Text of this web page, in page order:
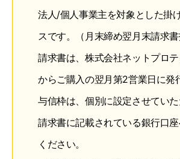
法人/個人事業主を対象とした掛
スです。（月末締め翌月末請求書
請求書は、株式会社ネットプロ
からご購入の翌月第2営業日に発
与信枠は、個別に設定させていた
請求書に記載されている銀行口
ください。